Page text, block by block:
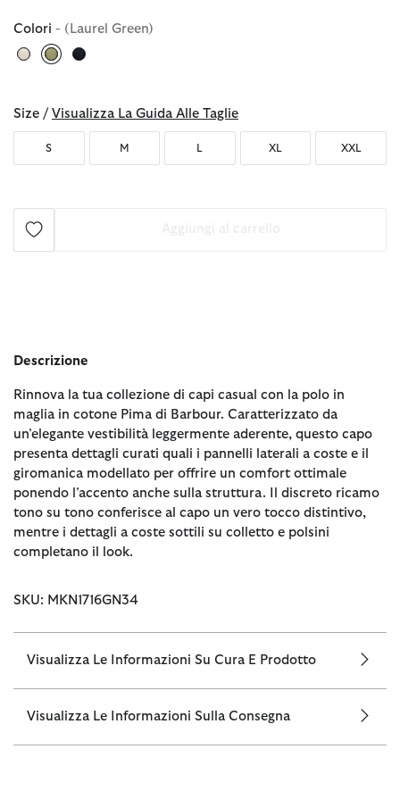
Colori - (Laurel Green)
Size / Visualizza La Guida Alle Taglie
S M L XL XXL
Descrizione
Rinnova la tua collezione di capi casual con la polo in
maglia in cotone Pima di Barbour. Caratterizzato da
un’elegante vestibilità leggermente aderente, questo capo
presenta dettagli curati quali i pannelli laterali a coste e il
giromanica modellato per offrire un comfort ottimale
ponendo l’accento anche sulla struttura. Il discreto ricamo
tono su tono conferisce al capo un vero tocco distintivo,
mentre i dettagli a coste sottili su colletto e polsini
completano il look.
SKU: MKN1716GN34
Visualizza Le Informazioni Su Cura E Prodotto
Visualizza Le Informazioni Sulla Consegna